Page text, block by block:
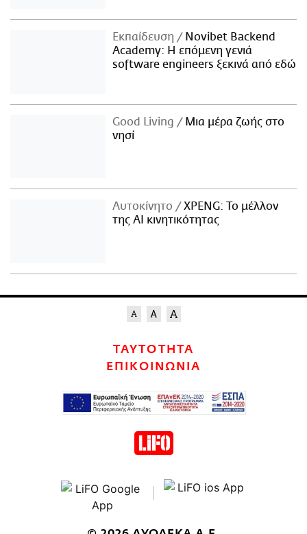
Εκπαίδευση
Novibet Backend
Academy: Η επόμενη γενιά
software engineers ξεκινά από εδώ
Good Living
Μια μέρα ζωής στο
νησί
Αυτοκίνητο
XPENG: Το μέλλον
της AI κινητικότητας
ΤΑΥΤΟΤΗΤΑ
ΕΠΙΚΟΙΝΩΝΙΑ